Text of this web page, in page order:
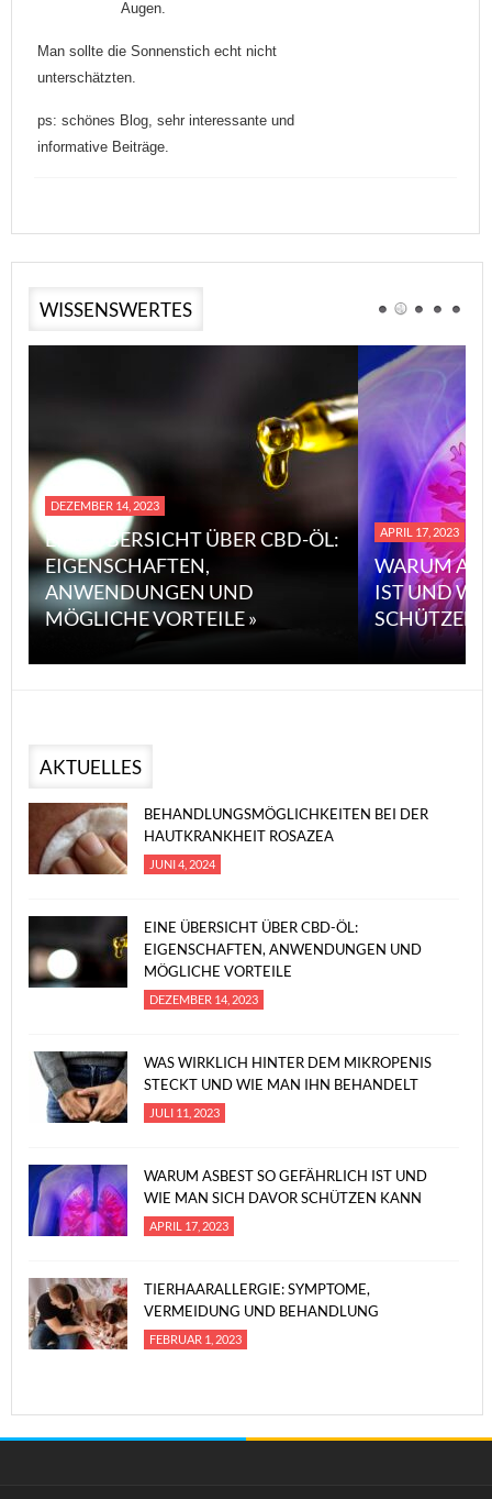
Augen.
Man sollte die Sonnenstich echt nicht
unterschätzten.
ps: schönes Blog, sehr interessante und
informative Beiträge.
WISSENSWERTES
DEZEMBER 14, 2023
EINE ÜBERSICHT ÜBER CBD-ÖL:
EIGENSCHAFTEN,
ANWENDUNGEN UND
MÖGLICHE VORTEILE »
APRIL 17, 2023
WARUM
IST UND
SCHÜTZEN
AKTUELLES
BEHANDLUNGSMÖGLICHKEITEN BEI DER
HAUTKRANKHEIT ROSAZEA
JUNI 4, 2024
EINE ÜBERSICHT ÜBER CBD-ÖL:
EIGENSCHAFTEN, ANWENDUNGEN UND
MÖGLICHE VORTEILE
DEZEMBER 14, 2023
WAS WIRKLICH HINTER DEM MIKROPENIS
STECKT UND WIE MAN IHN BEHANDELT
JULI 11, 2023
WARUM ASBEST SO GEFÄHRLICH IST UND
WIE MAN SICH DAVOR SCHÜTZEN KANN
APRIL 17, 2023
TIERHAARALLERGIE: SYMPTOME,
VERMEIDUNG UND BEHANDLUNG
FEBRUAR 1, 2023